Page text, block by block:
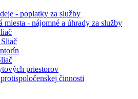
- poplatky za služby
miesta - nájomné a úhrady za služby
priestorov
činnosti